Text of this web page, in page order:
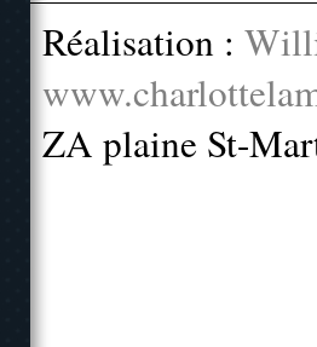
Réalisation :
ZA plaine St-